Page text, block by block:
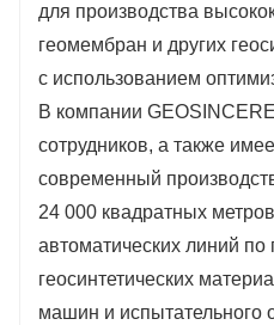
для производства
геомембран и других
с использованием
В компании
сотрудников, а также
современный
24 000 квадратных
автоматических линий по
геосинтетических
машин и испытательного